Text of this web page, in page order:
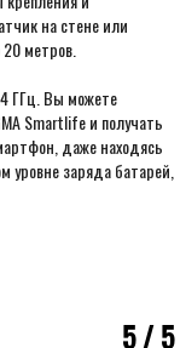
на стене или
метров.
ГГц. Вы можете
Smartlife и получать
даже находясь
заряда батарей,
5 / 5